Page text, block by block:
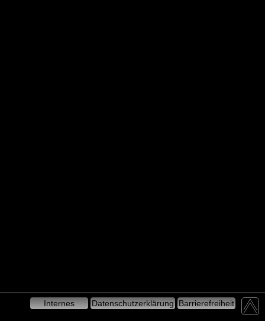
Internes Datenschutzerklärung Barrierefreiheit